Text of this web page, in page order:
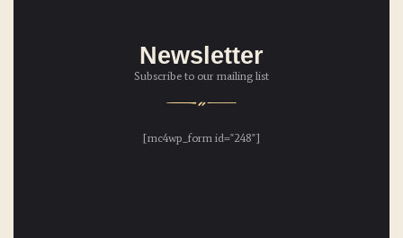
Newsletter
Subscribe to our mailing list
[mc4wp_form id="248"]